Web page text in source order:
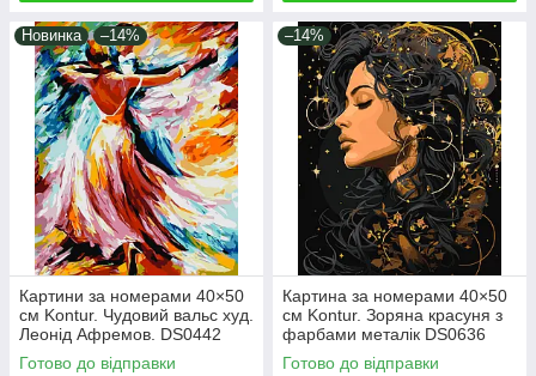
Новинка –14%
Картини за номерами 40×50
см Kontur. Чудовий вальс худ.
Леонід Афремов. DS0442
Готово до відправки
–14%
Картина за номерами 40×50
см Kontur. Зоряна красуня з
фарбами металік DS0636
Готово до відправки